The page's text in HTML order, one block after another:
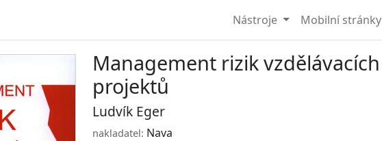
Nástroje Mobilní stránky
Management rizik vzdělávacích
projektů
Ludvík Eger
nakladatel: Nava